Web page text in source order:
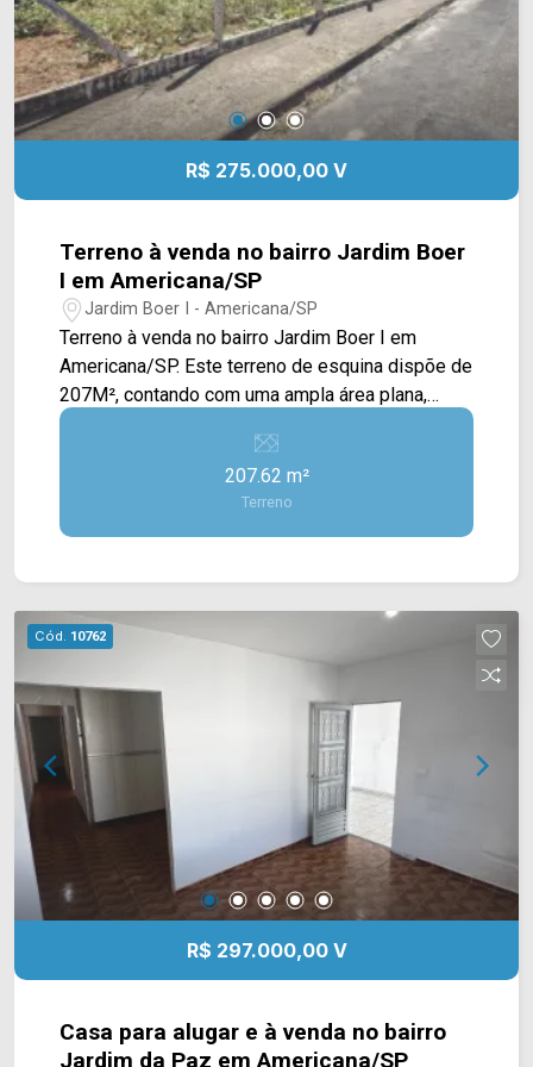
R$ 275.000,00 V
Terreno à venda no bairro Jardim Boer
I em Americana/SP
Jardim Boer I - Americana/SP
Terreno à venda no bairro Jardim Boer I em
Americana/SP. Este terreno de esquina dispõe de
207M², contando com uma ampla área plana,
cercada e com calçada, contendo outras casas ao
e Rod. Anhanguera. Esta região conta com
restaurante Bella Brasil, Sorveteria da
Prosperidade, supermercado Falcão e
e Telefone: (19) 3475-4546 ARBIX IMÓVEIS -
Presente em cada mudança!
207.62 m²
Terreno
Cód. 10762
R$ 297.000,00 V
Casa para alugar e à venda no bairro
Jardim da Paz em Americana/SP